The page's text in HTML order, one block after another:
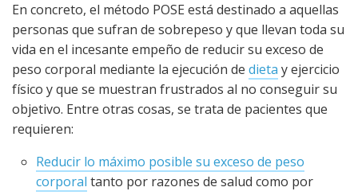
En concreto, el método POSE está destinado a aquellas
personas que sufran de sobrepeso y que llevan toda su
vida en el incesante empeño de reducir su exceso de
peso corporal mediante la ejecución de dieta y ejercicio
físico y que se muestran frustrados al no conseguir su
objetivo. Entre otras cosas, se trata de pacientes que
requieren:
Reducir lo máximo posible su exceso de peso
corporal tanto por razones de salud como por